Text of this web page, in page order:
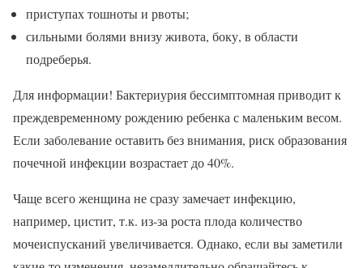
приступах тошноты и рвоты;
сильными болями внизу живота, боку, в области
подреберья.
Для информации! Бактериурия бессимптомная приводит к
преждевременному рождению ребенка с маленьким весом.
Если заболевание оставить без внимания, риск образования
почечной инфекции возрастает до 40%.
Чаще всего женщина не сразу замечает инфекцию,
например, цистит, т.к. из-за роста плода количество
мочеиспусканий увеличивается. Однако, если вы заметили